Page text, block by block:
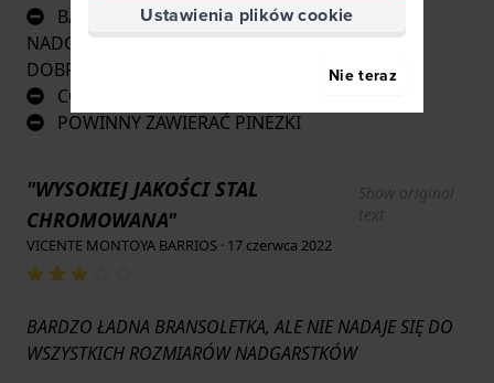
BARDZO CIASNE DOPASOWANIE, JEŚLI
NADGARSTEK JEST NIECO SZEROKI, NIE PASUJE
DOBRZE
COŚ W SAM RAZ NA MÓJ NADGARSTEK
POWINNY ZAWIERAĆ PINEZKI
"WYSOKIEJ JAKOŚCI STAL
CHROMOWANA"
Show original
text
VICENTE MONTOYA BARRIOS · 17 czerwca 2022
BARDZO ŁADNA BRANSOLETKA, ALE NIE NADAJE SIĘ DO
WSZYSTKICH ROZMIARÓW NADGARSTKÓW
Ustawienia plików cookie
Nie teraz